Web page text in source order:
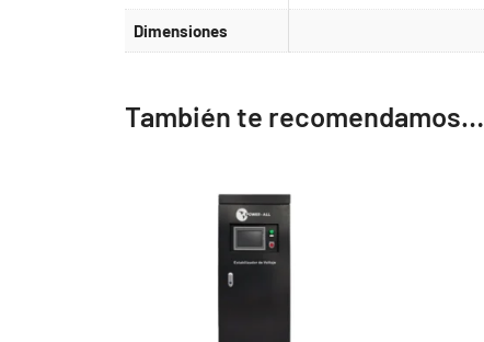
Dimensiones
También te recomendamos…